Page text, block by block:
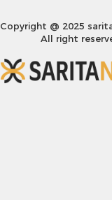
Copyright @ 2025
All right